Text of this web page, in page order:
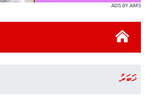
ADS BY AIMS
ޚަބަރު